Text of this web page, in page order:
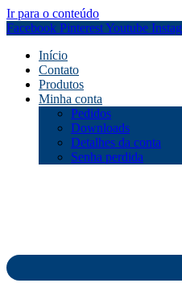
Ir para o conteúdo
Facebook PinterestYoutube
Início
Contato
Produtos
Minha conta
Pedidos
Downloads
Detalhes da conta
Senha perdida